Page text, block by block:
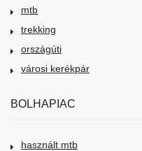
mtb
trekking
országúti
városi kerékpár
BOLHAPIAC
használt mtb